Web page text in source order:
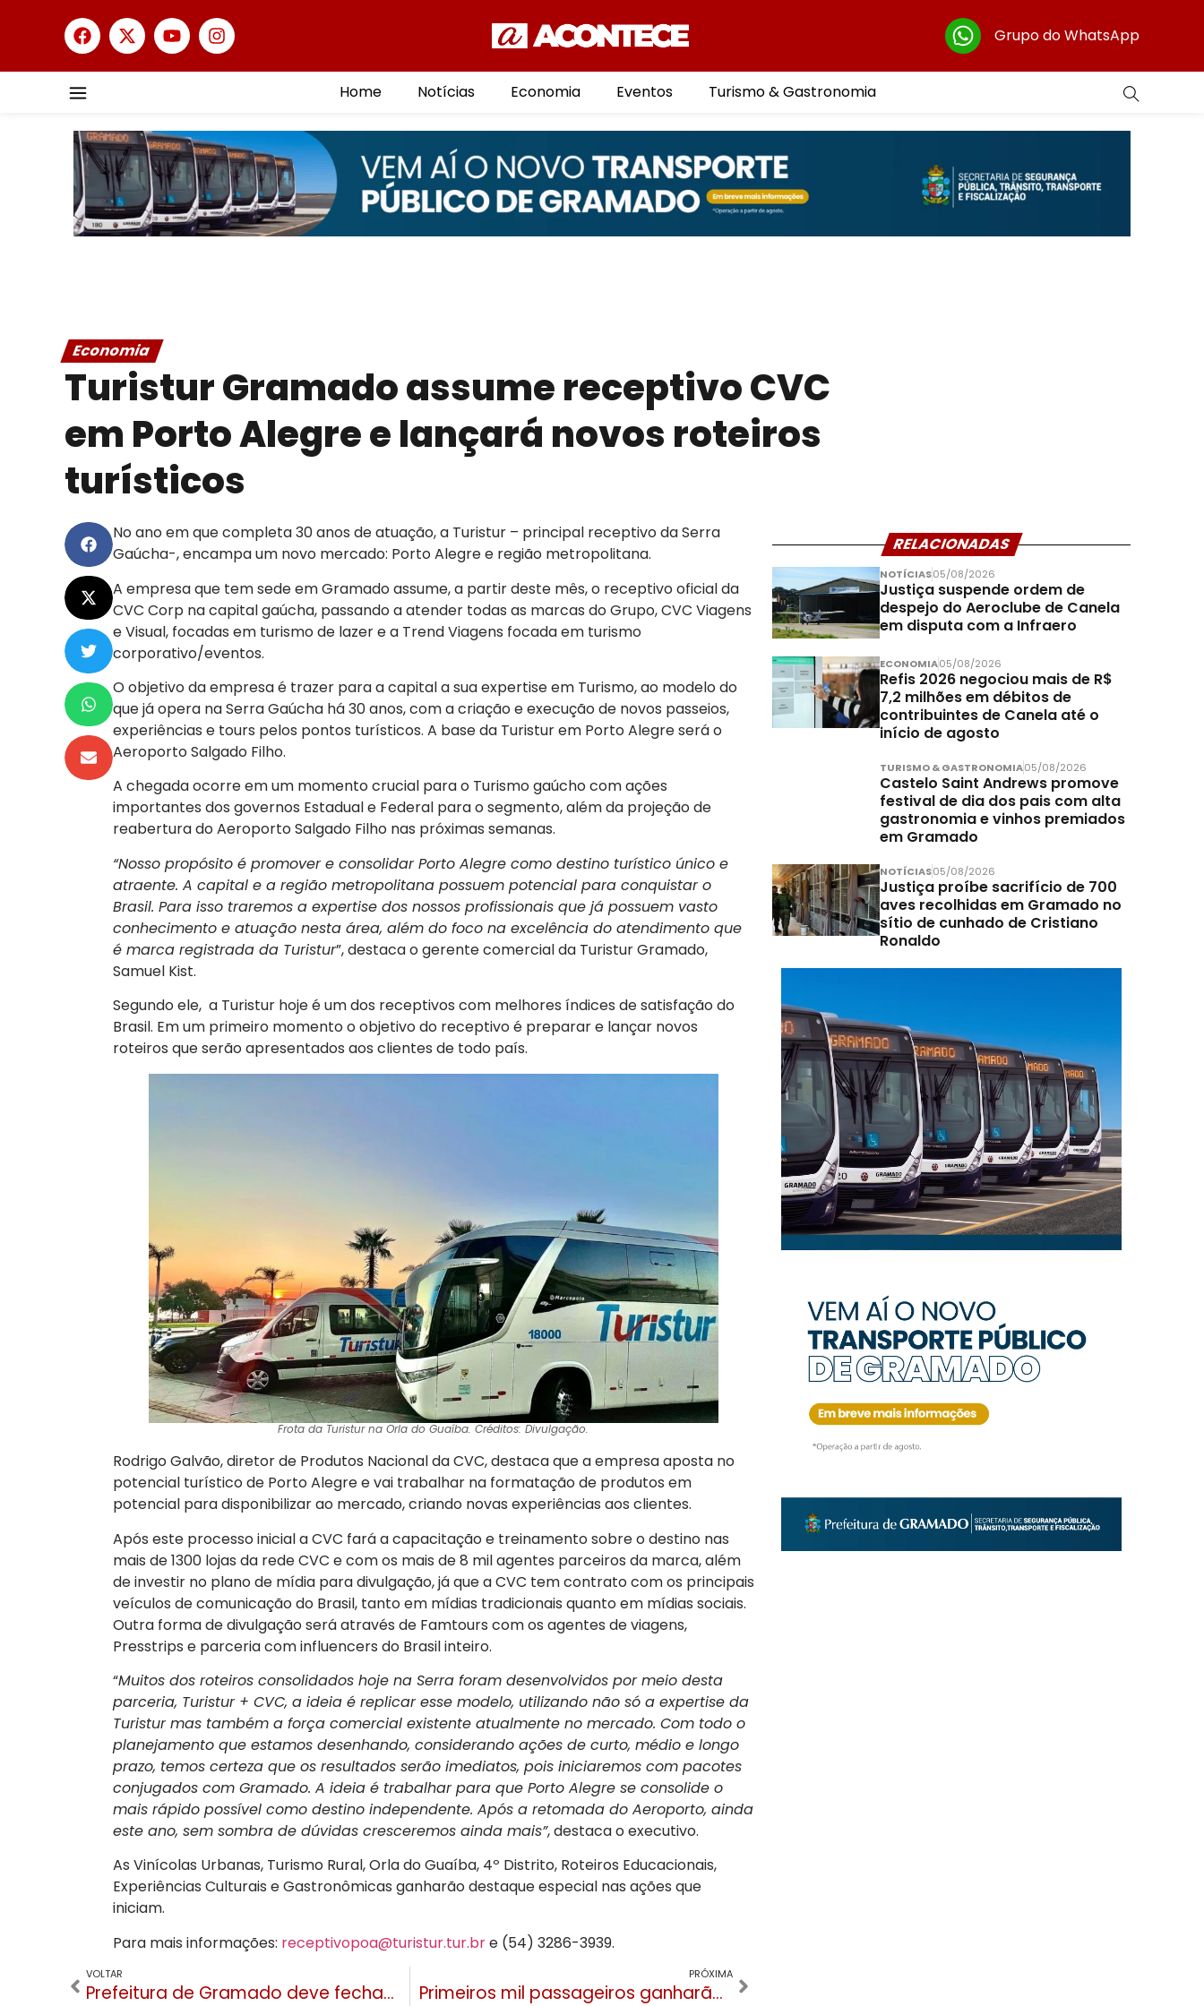
Grupo do WhatsApp
Home Notícias Economia Eventos Turismo & Gastronomia
Economia
Turistur Gramado assume receptivo CVC
em Porto Alegre e lançará novos roteiros
turísticos
No ano em que completa 30 anos de atuação, a Turistur – principal receptivo da Serra
Gaúcha-, encampa um novo mercado: Porto Alegre e região metropolitana.
A empresa que tem sede em Gramado assume, a partir deste mês, o receptivo oficial da
CVC Corp na capital gaúcha, passando a atender todas as marcas do Grupo, CVC Viagens
e Visual, focadas em turismo de lazer e a Trend Viagens focada em turismo
corporativo/eventos.
O objetivo da empresa é trazer para a capital a sua expertise em Turismo, ao modelo do
que já opera na Serra Gaúcha há 30 anos, com a criação e execução de novos passeios,
experiências e tours pelos pontos turísticos. A base da Turistur em Porto Alegre será o
Aeroporto Salgado Filho.
A chegada ocorre em um momento crucial para o Turismo gaúcho com ações
importantes dos governos Estadual e Federal para o segmento, além da projeção de
reabertura do Aeroporto Salgado Filho nas próximas semanas.
“Nosso propósito é promover e consolidar Porto Alegre como destino turístico único e
atraente. A capital e a região metropolitana possuem potencial para conquistar o
Brasil. Para isso traremos a expertise dos nossos profissionais que já possuem vasto
conhecimento e atuação nesta área, além do foco na excelência do atendimento que
é marca registrada da Turistur”, destaca o gerente comercial da Turistur Gramado,
Samuel Kist.
Segundo ele, a Turistur hoje é um dos receptivos com melhores índices de satisfação do
Brasil. Em um primeiro momento o objetivo do receptivo é preparar e lançar novos
roteiros que serão apresentados aos clientes de todo país.
Frota da Turistur na Orla do Guaíba. Créditos: Divulgação.
Rodrigo Galvão, diretor de Produtos Nacional da CVC, destaca que a empresa aposta no
potencial turístico de Porto Alegre e vai trabalhar na formatação de produtos em
potencial para disponibilizar ao mercado, criando novas experiências aos clientes.
Após este processo inicial a CVC fará a capacitação e treinamento sobre o destino nas
mais de 1300 lojas da rede CVC e com os mais de 8 mil agentes parceiros da marca, além
de investir no plano de mídia para divulgação, já que a CVC tem contrato com os principais
veículos de comunicação do Brasil, tanto em mídias tradicionais quanto em mídias sociais.
Outra forma de divulgação será através de Famtours com os agentes de viagens,
Presstrips e parceria com influencers do Brasil inteiro.
“Muitos dos roteiros consolidados hoje na Serra foram desenvolvidos por meio desta
parceria, Turistur + CVC, a ideia é replicar esse modelo, utilizando não só a expertise da
Turistur mas também a força comercial existente atualmente no mercado. Com todo o
planejamento que estamos desenhando, considerando ações de curto, médio e longo
prazo, temos certeza que os resultados serão imediatos, pois iniciaremos com pacotes
conjugados com Gramado. A ideia é trabalhar para que Porto Alegre se consolide o
mais rápido possível como destino independente. Após a retomada do Aeroporto, ainda
este ano, sem sombra de dúvidas cresceremos ainda mais”, destaca o executivo.
As Vinícolas Urbanas, Turismo Rural, Orla do Guaíba, 4º Distrito, Roteiros Educacionais,
Experiências Culturais e Gastronômicas ganharão destaque especial nas ações que
iniciam.
Para mais informações: receptivopoa@turistur.tur.bre (54) 3286-3939.
VOLTAR
Prefeitura de Gramado deve fechar 2024 no azul e orçamento para 2025 vai aumentar
PRÓXIMA
Primeiros mil passageiros ganharão chocolate da Prawer ao chegar no Salgado Filho em Porto Alegre
RELACIONADAS
NOTÍCIAS05/08/2026
Justiça suspende ordem de
despejo do Aeroclube de Canela
em disputa com a Infraero
ECONOMIA05/08/2026
Refis 2026 negociou mais de R$
7,2 milhões em débitos de
contribuintes de Canela até o
início de agosto
TURISMO & GASTRONOMIA05/08/2026
Castelo Saint Andrews promove
festival de dia dos pais com alta
gastronomia e vinhos premiados
em Gramado
NOTÍCIAS05/08/2026
Justiça proíbe sacrifício de 700
aves recolhidas em Gramado no
sítio de cunhado de Cristiano
Ronaldo